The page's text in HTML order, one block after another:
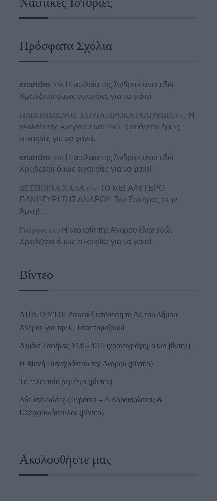
Ναυτικές Ιστορίες
Πρόσφατα Σχόλια
enandro στο Η νεολαία της Άνδρου είναι εδώ.
Χρειάζεται όμως ευκαιρίες για να φανεί.
ΗΛΙΚΙΩΜΕΝΟΣ ΧΩΡΙΑ ΠΡΟΚΑΤΑΛΗΨΕΙΣ στο Η
νεολαία της Άνδρου είναι εδώ. Χρειάζεται όμως
ευκαιρίες για να φανεί.
enandro στο Η νεολαία της Άνδρου είναι εδώ.
Χρειάζεται όμως ευκαιρίες για να φανεί.
ΔΕΣΠΟΙΝΑ ΧΑΛΑ στο ΤΟ ΜΕΓΑΛΥΤΕΡΟ
ΠΑΝΗΓΥΡΙ ΤΗΣ ΑΝΔΡΟΥ: Του Σωτήρος στην
Άρνη!…
Γιώργος στο Η νεολαία της Άνδρου είναι εδώ.
Χρειάζεται όμως ευκαιρίες για να φανεί.
Βίντεο
ΑΠΙΣΤΕΥΤΟ: Ιδιωτική υπόθεση το ΔΣ του Δήμου
Άνδρου για την κ. Τσατσομοίρου!
Λιμάνι Ραφήνας 1945-2015 (χρονογράφημα και βίντεο)
Η Μονή Παναχράντου της Άνδρου (βίντεο)
Το τελευταίο ρεμέτζο (βίντεο)
Δύο ανδριώτες ζωγράφοι – Δ.Βαρδακώστας &
Γ.Σεργουλόπουλος (βίντεο)
Ακολουθήστε μας